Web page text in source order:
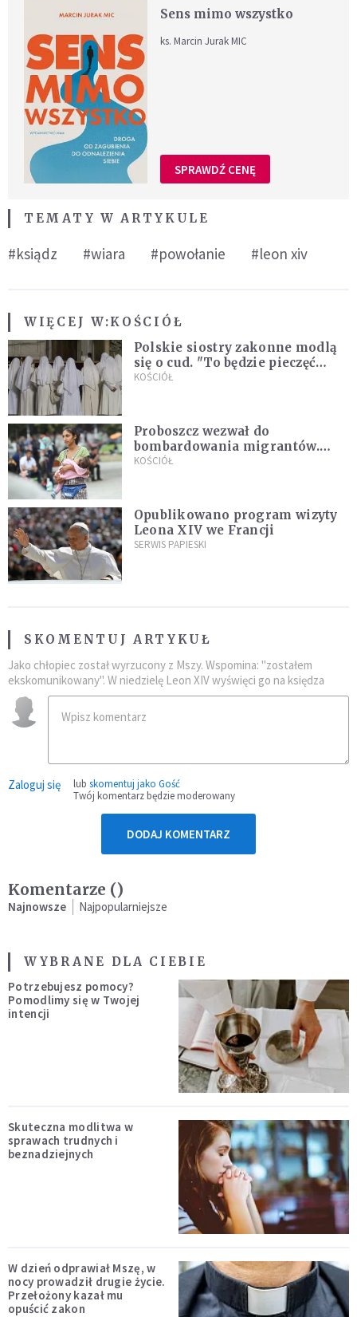
Sens mimo wszystko
ks. Marcin Jurak MIC
SPRAWDŹ CENĘ
TEMATY W ARTYKULE
#ksiądz #wiara #powołanie #leon xiv
WIĘCEJ W:KOŚCIÓŁ
Polskie siostry zakonne modlą
się o cud. "To będzie pieczęć
Pana Boga dla naszej wiary"
KOŚCIÓŁ
Proboszcz wezwał do
bombardowania migrantów.
"Masowy ogień przeciwko
KOŚCIÓŁ
Opublikowano program wizyty
Leona XIV we Francji
SERWIS PAPIESKI
SKOMENTUJ ARTYKUŁ
Jako chłopiec został wyrzucony z Mszy. Wspomina: "zostałem
ekskomunikowany". W niedzielę Leon XIV wyświęci go na księdza
Zaloguj się lub skomentuj jako Gość
Twój komentarz będzie moderowany
DODAJ KOMENTARZ
Komentarze ()
Najnowsze Najpopularniejsze
WYBRANE DLA CIEBIE
Potrzebujesz pomocy?
Pomodlimy się w Twojej
intencji
Skuteczna modlitwa w
sprawach trudnych i
beznadziejnych
W dzień odprawiał Mszę, w
nocy prowadził drugie życie.
Przełożony kazał mu
opuścić zakon